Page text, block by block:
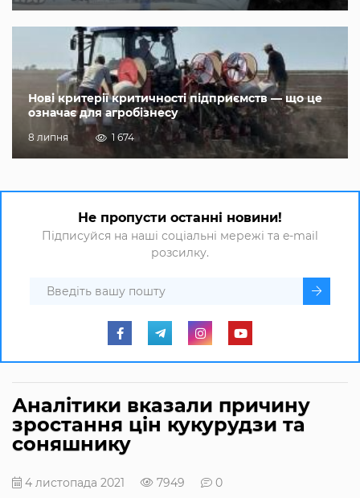
Нові критерії критичності підприємств — що це
означає для агробізнесу
8 липня 1 674
Не пропусти останні новини!
Підписуйся на наші соціальні мережі та e-mail
розсилку.
Аналітики вказали причину
зростання цін кукурудзи та
соняшнику
4 листопада 2021 7949 0